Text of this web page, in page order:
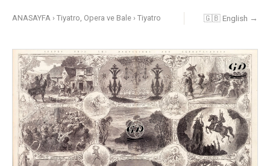
ANASAYFA › Tiyatro, Opera ve Bale › Tiyatro 🇬🇧 English →